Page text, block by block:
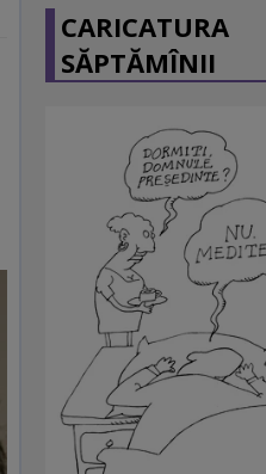
CARICATURA
SĂPTĂMÎNII